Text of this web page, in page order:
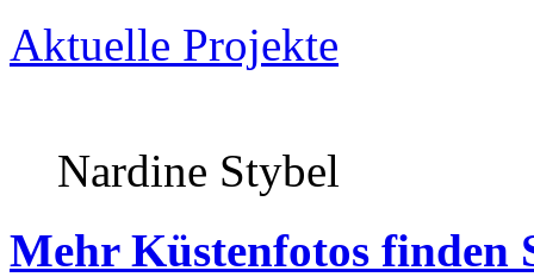
Aktuelle Projekte
Nardine Stybel
Mehr Küstenfotos finden